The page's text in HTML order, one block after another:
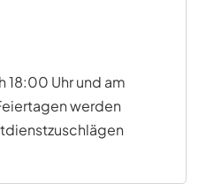
18:00 Uhr und am
werden